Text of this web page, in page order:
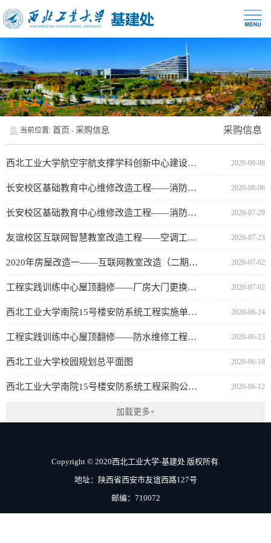
当前位置: 首页 - 采购信息 采购信息
2020-09-08
西北工业大学航空宇航支撑学科创新中心建设项目基坑支护认质认价公告
2020-08-06
长安校区基础教育中心维修改造工程——消防改造工程实施单位公示
2020-07-29
长安校区基础教育中心维修改造工程——消防改造工程采购公告（代资格预审公告）
2020-07-23
友谊校区互联网智慧教室改造工程——空调工程实施单位公示
2020-07-02
2020年房屋改造一——互联网教室改造（二期空调）实施单位公示
2020-07-02
工程实践训练中心屋顶翻修——厂房大门更换工程实施单位公示
2020-06-24
西北工业大学南院15号楼安防系统工程实施单位公示
2020-06-23
工程实践训练中心屋顶翻修——防水维修工程实施单位公示
2020-06-18
西北工业大学校园规划总平面图
2020-06-12
西北工业大学南院15号楼安防系统工程采购公告（代资格预审公告）
加载更多+
Copyright © 2020西北工业大学-基建处 版权所有.
地址：陕西省西安市友谊西路127号
邮编：710072